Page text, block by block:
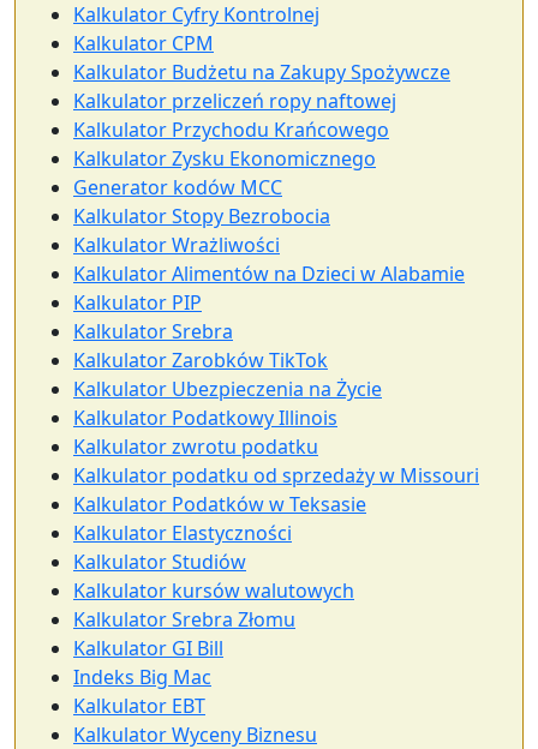
Kalkulator Cyfry Kontrolnej
Kalkulator CPM
Kalkulator Budżetu na Zakupy Spożywcze
Kalkulator przeliczeń ropy naftowej
Kalkulator Przychodu Krańcowego
Kalkulator Zysku Ekonomicznego
Generator kodów MCC
Kalkulator Stopy Bezrobocia
Kalkulator Wrażliwości
Kalkulator Alimentów na Dzieci w Alabamie
Kalkulator PIP
Kalkulator Srebra
Kalkulator Zarobków TikTok
Kalkulator Ubezpieczenia na Życie
Kalkulator Podatkowy Illinois
Kalkulator zwrotu podatku
Kalkulator podatku od sprzedaży w Missouri
Kalkulator Podatków w Teksasie
Kalkulator Elastyczności
Kalkulator Studiów
Kalkulator kursów walutowych
Kalkulator Srebra Złomu
Kalkulator GI Bill
Indeks Big Mac
Kalkulator EBT
Kalkulator Wyceny Biznesu